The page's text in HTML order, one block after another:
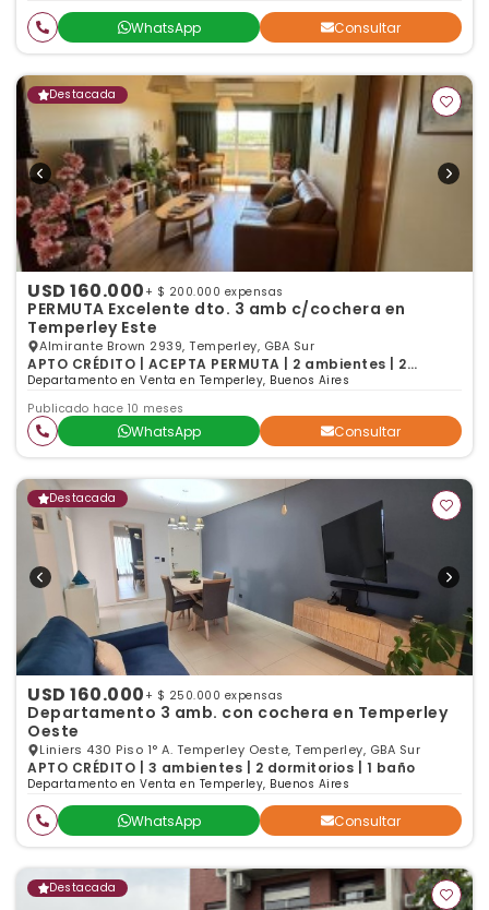
WhatsApp Consultar
Destacada
USD 160.000 + $ 200.000 expensas
PERMUTA Excelente dto. 3 amb c/cochera en
Temperley Este
Almirante Brown 2939, Temperley, GBA Sur
APTO CRÉDITO | ACEPTA PERMUTA | 2 ambientes | 2
dormitorios | 2 baños
Departamento en Venta en Temperley, Buenos Aires
Publicado hace 10 meses
WhatsApp Consultar
Destacada
USD 160.000 + $ 250.000 expensas
Departamento 3 amb. con cochera en Temperley
Oeste
Liniers 430 Piso 1° A. Temperley Oeste, Temperley, GBA Sur
APTO CRÉDITO | 3 ambientes | 2 dormitorios | 1 baño
Departamento en Venta en Temperley, Buenos Aires
WhatsApp Consultar
Destacada